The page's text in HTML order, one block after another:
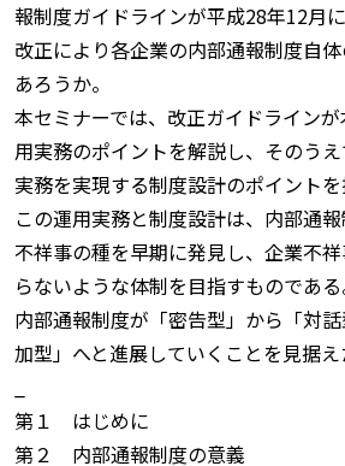
報制度ガイドラインが平成28年12月
改正により各企業の内部通報制度自
あろうか。
本セミナーでは、改正ガイドライン
用実務のポイントを解説し、そのう
実務を実現する制度設計のポイントを
この運用実務と制度設計は、内部通
不祥事の種を早期に発見し、企業不
らないような体制を目指すものである
内部通報制度が「密告型」から「対
加型」へと進展していくことを見据え
第１ はじめに
第２ 内部通報制度の意義